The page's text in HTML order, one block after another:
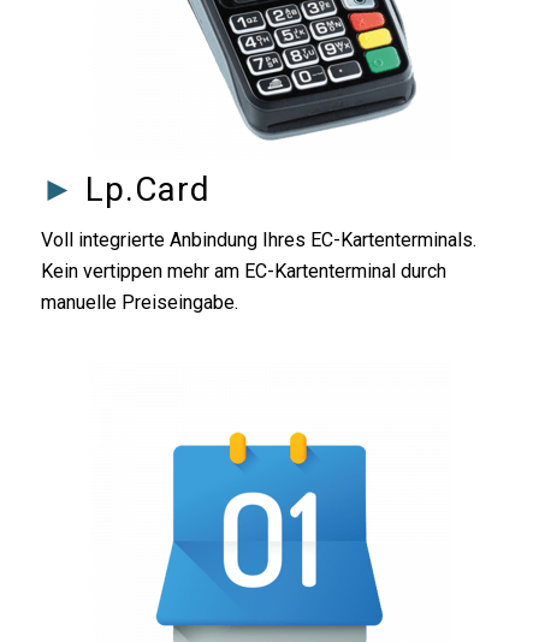
► Lp.Card
Voll integrierte Anbindung Ihres EC-Kartenterminals.
Kein vertippen mehr am EC-Kartenterminal durch
manuelle Preiseingabe.